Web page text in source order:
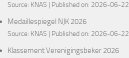
Source: KNAS Published on: 2026-06-22
Medaillespiegel NJK 2026
Source: KNAS Published on: 2026-06-22
Klassement Verenigingsbeker 2026